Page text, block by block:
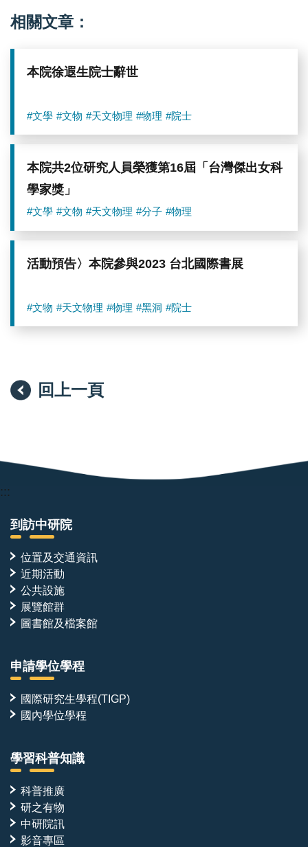
相關文章：
本院徐遐生院士辭世
#文學 #文物 #天文物理 #物理 #院士
本院共2位研究人員榮獲第16屆「台灣傑出女科
學家獎」
#文學 #文物 #天文物理 #分子 #物理
活動預告〉本院參與2023 台北國際書展
#文物 #天文物理 #物理 #黑洞 #院士
回上一頁
:::
到訪中研院
位置及交通資訊
近期活動
公共設施
展覽館群
圖書館及檔案館
申請學位學程
國際研究生學程(TIGP)
國內學位學程
學習科普知識
科普推廣
研之有物
中研院訊
影音專區